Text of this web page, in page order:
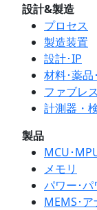
設計&製造
プロセス
製造装置
設計･IP
材料･薬品
ファブレ
計測器・
製品
MCU･
メモリ
パワー･パ
MEMS･